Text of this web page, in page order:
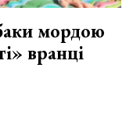
мордою
вранці